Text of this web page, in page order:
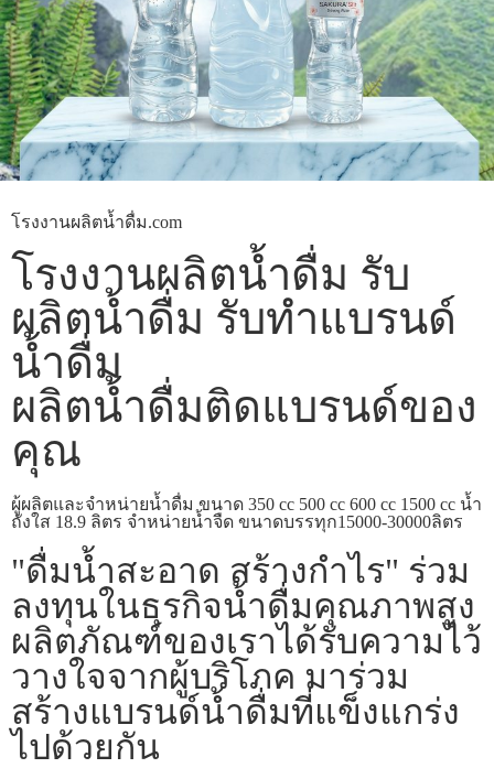
โรงงานผลิตน้ำดื่ม.com
โรงงานผลิตน้ำดื่ม รับ
ผลิตน้ำดื่ม รับทำแบรนด์
น้ำดื่ม
ผลิตน้ำดื่มติดแบรนด์ของ
คุณ
ผู้ผลิตและจำหน่ายน้ำดื่ม ขนาด 350 cc 500 cc 600 cc 1500 cc น้ำ
ถังใส 18.9 ลิตร จำหน่ายน้ำจืด ขนาดบรรทุก15000-30000ลิตร
"ดื่มน้ำสะอาด สร้างกำไร" ร่วม
ลงทุนในธุรกิจน้ำดื่มคุณภาพสูง
ผลิตภัณฑ์ของเราได้รับความไว้
วางใจจากผู้บริโภค มาร่วม
สร้างแบรนด์น้ำดื่มที่แข็งแกร่ง
ไปด้วยกัน